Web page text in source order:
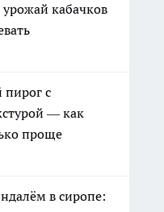
урожай кабачков
с
— как
проще
в сиропе: